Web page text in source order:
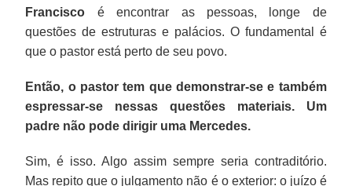
Francisco é encontrar as pessoas, longe de
questões de estruturas e palácios. O fundamental é
que o pastor está perto de seu povo.
Então, o pastor tem que demonstrar-se e também
espressar-se nessas questões materiais. Um
padre não pode dirigir uma Mercedes.
Sim, é isso. Algo assim sempre seria contraditório.
Mas repito que o julgamento não é o exterior: o juízo é